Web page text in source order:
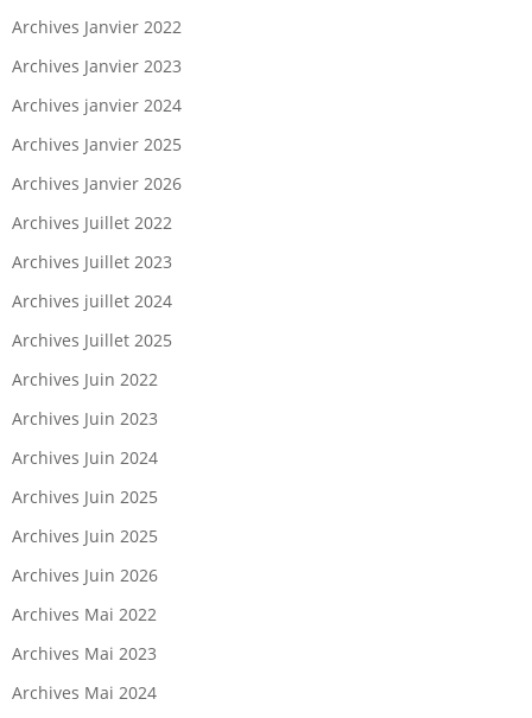
Archives Janvier 2022
Archives Janvier 2023
Archives janvier 2024
Archives Janvier 2025
Archives Janvier 2026
Archives Juillet 2022
Archives Juillet 2023
Archives juillet 2024
Archives Juillet 2025
Archives Juin 2022
Archives Juin 2023
Archives Juin 2024
Archives Juin 2025
Archives Juin 2025
Archives Juin 2026
Archives Mai 2022
Archives Mai 2023
Archives Mai 2024